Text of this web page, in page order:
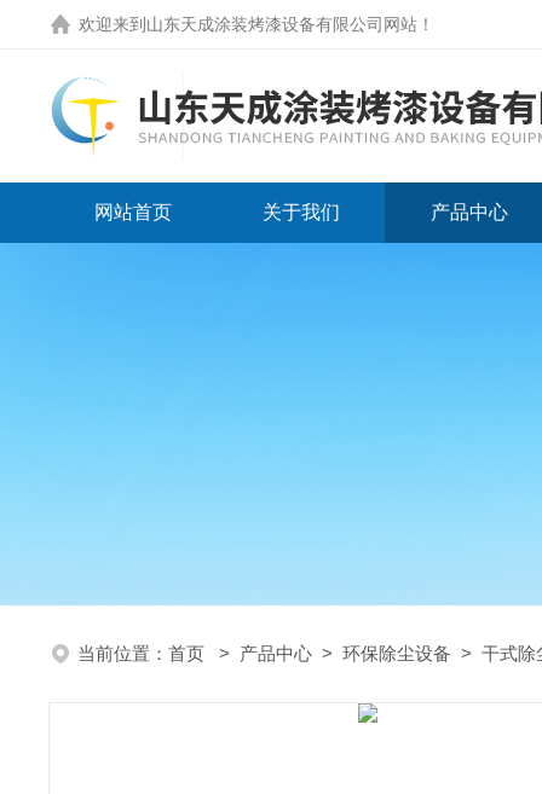
欢迎来到 山东天成涂装烤漆设备有限公司网站 ！
网站首页 关于我们 产品中心
当前位置： 首页 > 产品中心 > 环保除尘设备 > 干式除